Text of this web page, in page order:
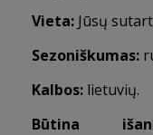
Vieta: Jūsų
Sezoniškumas:
Kalbos: lietuvių.
Būtina